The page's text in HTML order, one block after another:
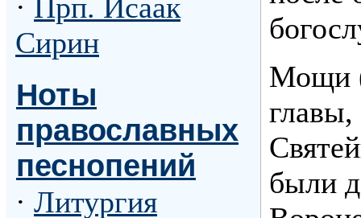
· Прп. Исаак
Сирин
Ноты
православных
песнопений
· Литургия
Мощи
главы,
были